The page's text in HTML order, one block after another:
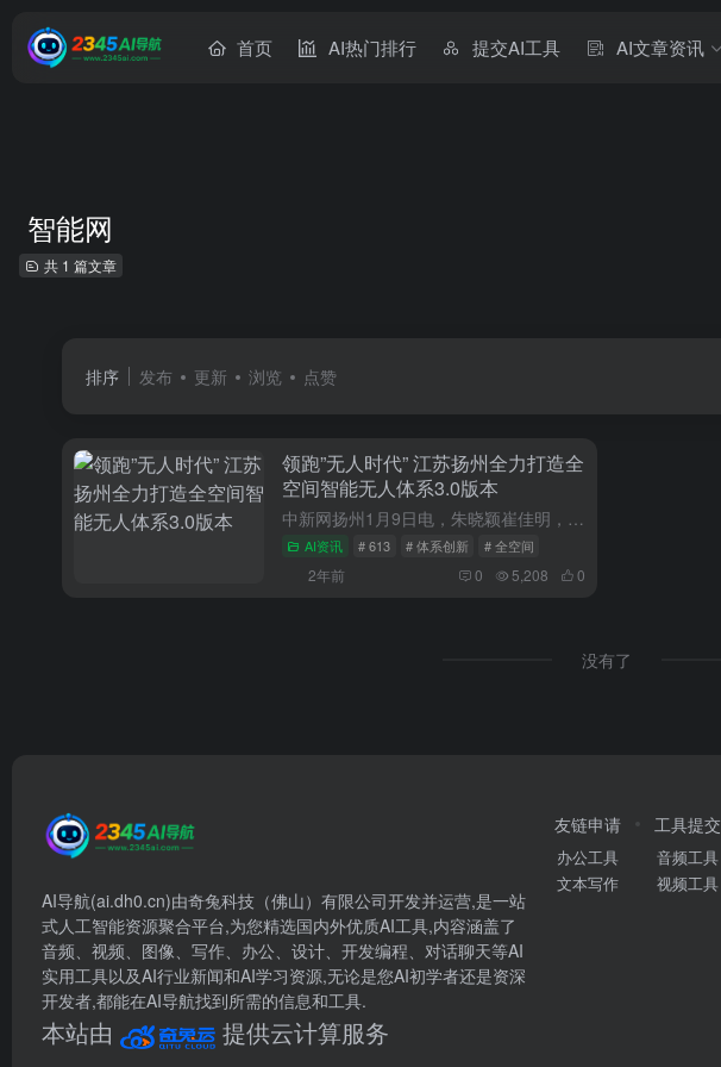
首页 AI热门排行 提交AI工具 AI文章资讯
智能网
共 1 篇文章
排序 发布 更新 浏览 点赞
领跑”无人时代” 江苏扬州全力打造全
空间智能无人体系3.0版本
中新网扬州1月9日电，朱晓颖崔佳明，近日，扬州召开，向新而行，科技赋能——扬州全空间智能无人体系创新发展研讨会，扬州市发改委副主任王峰表示，今年扬州已正式启动建设全空间智能无人体系3.0版本，扬州全空...
AI资讯 # 613 # 体系创新 # 全空间
2年前 0 5,208 0
没有了
AI导航(ai.dh0.cn)由奇兔科技（佛山）有限公司开发并运营,是一站
式人工智能资源聚合平台,为您精选国内外优质AI工具,内容涵盖了
音频、视频、图像、写作、办公、设计、开发编程、对话聊天等AI
实用工具以及AI行业新闻和AI学习资源,无论是您AI初学者还是资深
开发者,都能在AI导航找到所需的信息和工具.
本站由 提供云计算服务
友链申请
办公工具
文本写作
工具提交
音频工具
视频工具